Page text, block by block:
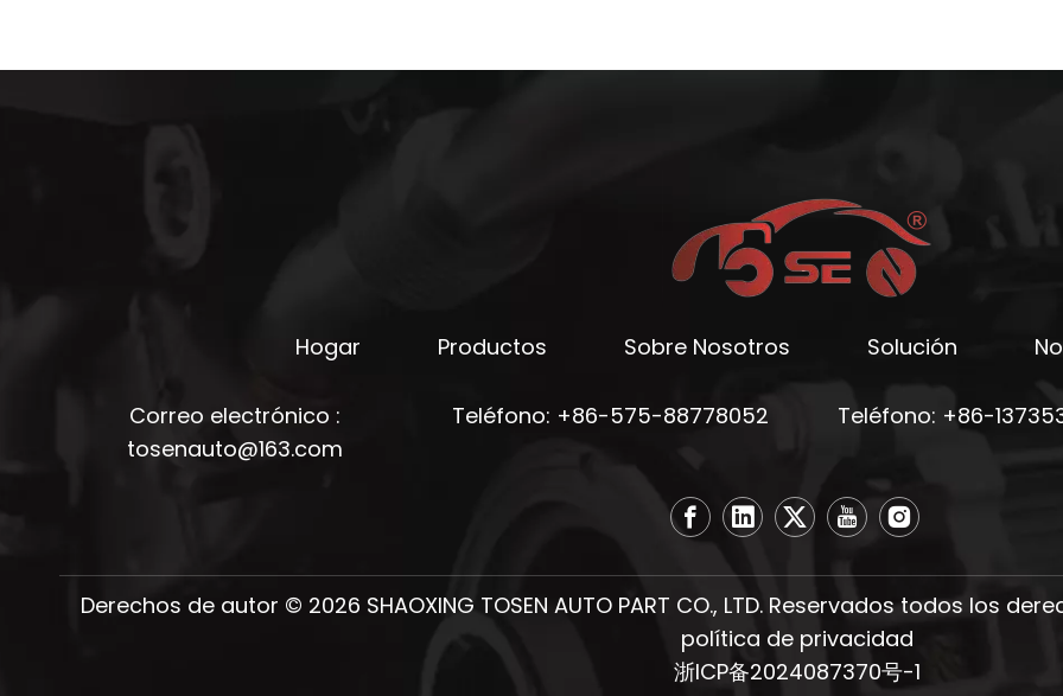
Hogar Productos Sobre Nosotros Solución
Correo electrónico :
tosenauto@163.com
Teléfono: +86-575-88778052 Teléfono: +86-
Derechos de autor © 2026 SHAOXING TOSEN AUTO PART CO., LTD. Reservados todos los
política de privacidad
浙ICP备2024087370号-1